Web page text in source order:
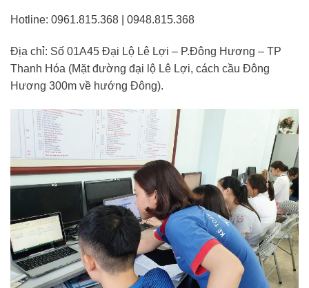
Hotline: 0961.815.368 | 0948.815.368
Địa chỉ: Số 01A45 Đại Lộ Lê Lợi – P.Đông Hương – TP
Thanh Hóa (Mặt đường đại lộ Lê Lợi, cách cầu Đông
Hương 300m về hướng Đông).